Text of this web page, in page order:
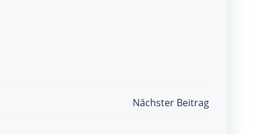
Nächster Beitrag